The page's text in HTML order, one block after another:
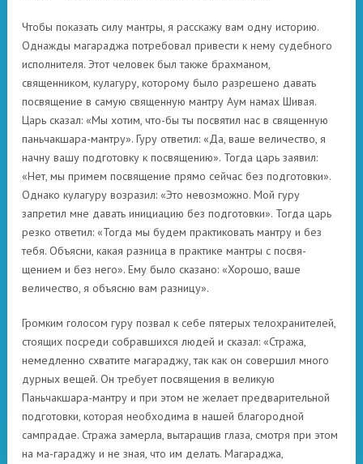
Чтобы показать силу мантры, я расскажу вам одну историю.
Однажды магараджа потребовал привести к нему судебного
исполнителя. Этот человек был также брахманом,
священником, кулагуру, которому было разрешено давать
посвящение в самую священную мантру Аум намах Шивая.
Царь сказал: «Мы хотим, что-бы ты посвятил нас в священную
паньчакшара-мантру». Гуру ответил: «Да, ваше величество, я
начну вашу подготовку к посвящению». Тогда царь заявил:
«Нет, мы примем посвящение прямо сейчас без подготовки».
Однако кулагуру возразил: «Это невозможно. Мой гуру
запретил мне давать инициацию без подготовки». Тогда царь
резко ответил: «Тогда мы будем практиковать мантру и без
тебя. Объясни, какая разница в практике мантры с посвя-
щением и без него». Ему было сказано: «Хорошо, ваше
величество, я объясню вам разницу».
Громким голосом гуру позвал к себе пятерых телохранителей,
стоящих посреди собравшихся людей и сказал: «Стража,
немедленно схватите магараджу, так как он совершил много
дурных вещей. Он требует посвящения в великую
Паньчакшара-мантру и при этом не желает предварительной
подготовки, которая необходима в нашей благородной
сампрадае. Стража замерла, вытаращив глаза, смотря при этом
на ма-гараджу и не зная, что им делать. Магараджа,